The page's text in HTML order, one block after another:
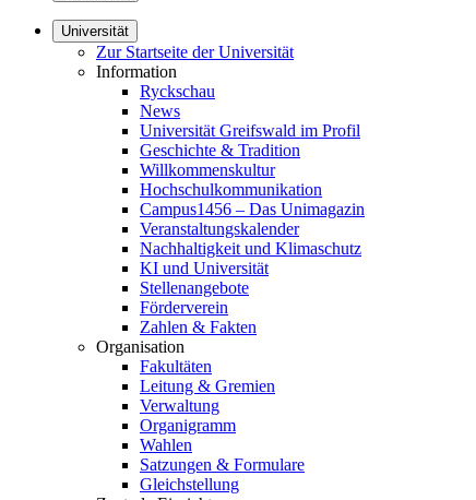
Universität
Zur Startseite der Universität
Information
Ryckschau
News
Universität Greifswald im Profil
Geschichte & Tradition
Willkommenskultur
Hochschulkommunikation
Campus1456 – Das Unimagazin
Veranstaltungskalender
Nachhaltigkeit und Klimaschutz
KI und Universität
Stellenangebote
Förderverein
Zahlen & Fakten
Organisation
Fakultäten
Leitung & Gremien
Verwaltung
Organigramm
Wahlen
Satzungen & Formulare
Gleichstellung